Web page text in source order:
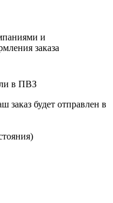
и
заказа
в ПВЗ
заказ будет отправлен в